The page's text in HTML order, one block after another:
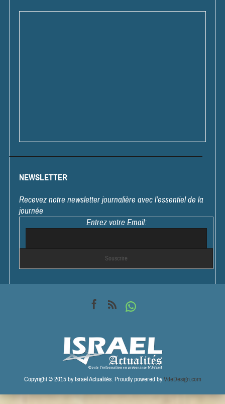
NEWSLETTER
Recevez notre newsletter journalière avec l'essentiel de la
journée
Entrez votre Email:
Copyright © 2015 by Israël Actualités. Proudly powered byVdeDesign.com